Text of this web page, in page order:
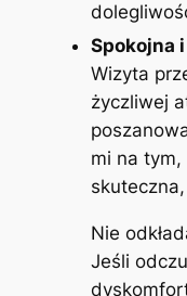
Spokojna
Wizyta
życzliwej
mi na tym,
Nie
Jeśli